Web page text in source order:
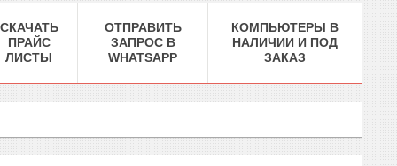
СКАЧАТЬ
ПРАЙС
ЛИСТЫ
ОТПРАВИТЬ
ЗАПРОС В
WHATSAPP
КОМПЬЮТЕРЫ В
НАЛИЧИИ И ПОД
ЗАКАЗ